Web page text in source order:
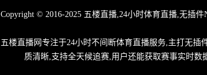
Copyright © 2016-2025 五楼直播,24小时体育直播,无插
五楼直播网专注于24小时不间断体育直播服务,主打无
质清晰,支持全天候追赛,用户还能获取赛事实时数